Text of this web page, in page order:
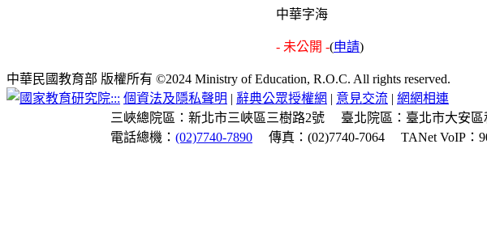
中華字海
- 未公開 -(申請)
中華民國教育部 版權所有 ©2024 Ministry of Education, R.O.C. All rights reserved.
::: 個資法及隱私聲明 | 辭典公眾授權網 | 意見交流 | 網網相連
三峽總院區：新北市三峽區三樹路2號
臺北院區：臺北市大安
電話總機： (02)7740-7890 傳真：(02)7740-7064 TANet VoIP：